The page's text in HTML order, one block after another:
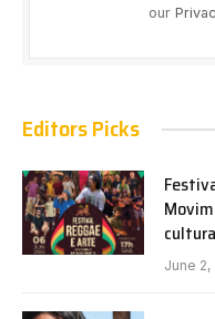
our
Editors Picks
June 2,